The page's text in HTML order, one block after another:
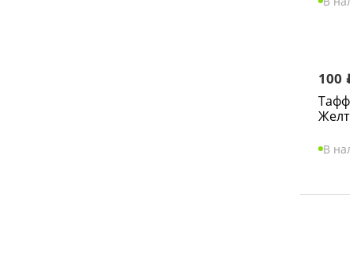
100
В